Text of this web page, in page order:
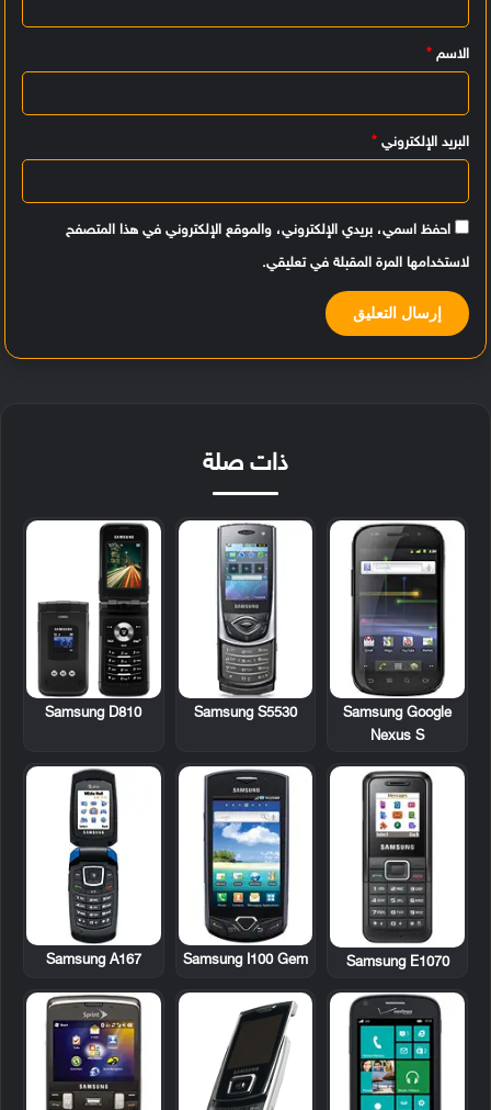
ي
ق
الاسم *
البريد الإلكتروني *
احفظ اسمي، بريدي الإلكتروني، والموقع الإلكتروني في هذا المتصفح
لاستخدامها المرة المقبلة في تعليقي.
ذات صلة
Samsung Google
Nexus S
Samsung S5530
Samsung D810
Samsung E1070
Samsung I100 Gem
Samsung A167